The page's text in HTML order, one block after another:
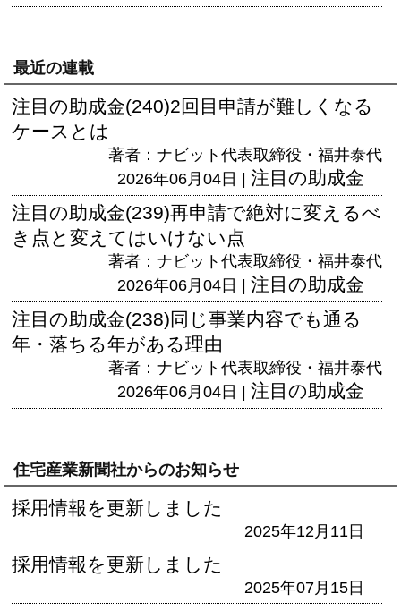
最近の連載
注目の助成金(240)2回目申請が難しくなる
ケースとは
著者：ナビット代表取締役・福井泰代
2026年06月04日 | 注目の助成金
注目の助成金(239)再申請で絶対に変えるべ
き点と変えてはいけない点
著者：ナビット代表取締役・福井泰代
2026年06月04日 | 注目の助成金
注目の助成金(238)同じ事業内容でも通る
年・落ちる年がある理由
著者：ナビット代表取締役・福井泰代
2026年06月04日 | 注目の助成金
住宅産業新聞社からのお知らせ
採用情報を更新しました
2025年12月11日
採用情報を更新しました
2025年07月15日